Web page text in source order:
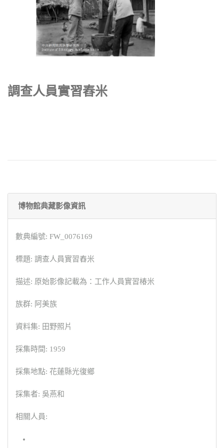
調查人員實習舂米
博物館典藏影像資訊
數典編號: FW_0076169
標題: 調查人員實習舂米
描述: 原始影像記載為：工作人員實習椿米
族群: 阿美族
資料集: 田野照片
採集時間: 1959
採集地點: 花蓮縣光復鄉
採集者: 吳燕和
相關人員: